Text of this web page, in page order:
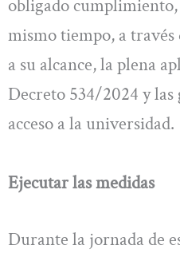
obligado
mismo tiempo, a través
a su alcance, la plena
Decreto 534/2024 y las
acceso a la universidad.
Ejecutar las medidas
Durante la jornada de